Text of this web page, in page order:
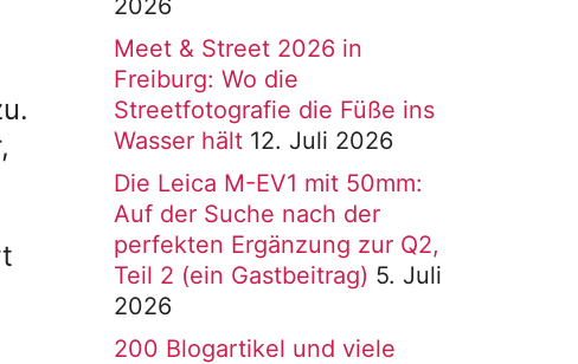
2026
Meet & Street 2026 in
Freiburg: Wo die
Streetfotografie die Füße ins
Wasser hält 12. Juli 2026
Die Leica M-EV1 mit 50mm:
Auf der Suche nach der
perfekten Ergänzung zur Q2,
Teil 2 (ein Gastbeitrag) 5. Juli
2026
200 Blogartikel und viele